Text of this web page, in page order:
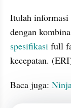
Itulah informasi
spesifikasi full
kecepatan.
Baca juga: